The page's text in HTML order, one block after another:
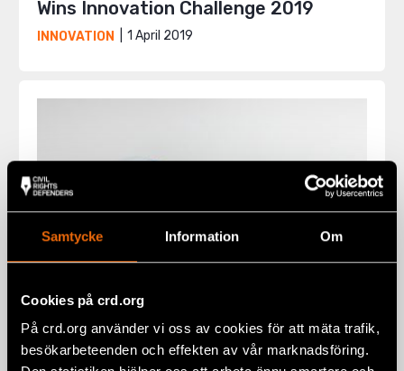
Samtycke Information Om
Cookies på crd.org
På crd.org använder vi oss av cookies för att mäta trafik,
besökarbeteenden och effekten av vår marknadsföring.
Wins Innovation Challenge 2019
INNOVATION 1 April 2019
Know Your Adversaries — Suspicious